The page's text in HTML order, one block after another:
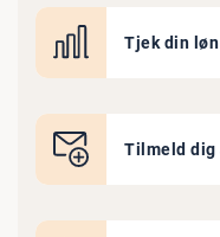
Tjek din løn
Tilmeld dig